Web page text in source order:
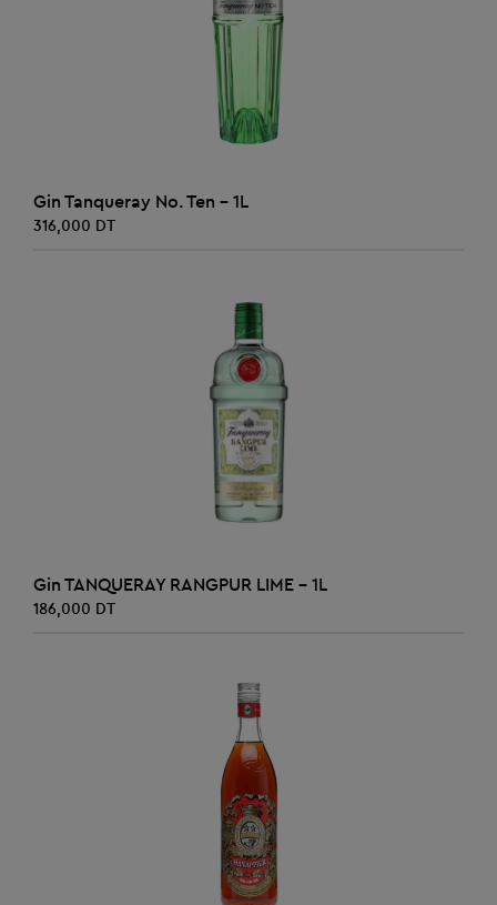
AJOUTER AU PANIER
Gin Tanqueray No. Ten - 1L
316,000 DT
AJOUTER AU PANIER
Gin TANQUERAY RANGPUR LIME - 1L
186,000 DT